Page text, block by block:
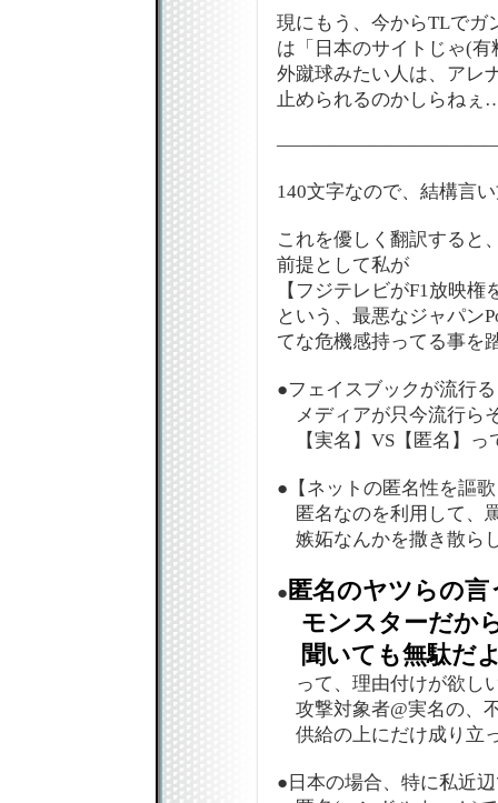
現にもう、今からTLでガ
は「日本のサイトじゃ(
外蹴球みたい人は、アレ
止められるのかしらね
140文字なので、結構言
これを優しく翻訳すると
前提として私が
【フジテレビがF1放映権
という、最悪なジャパン
てな危機感持ってる事を
●フェイスブックが流行
メディアが只今流行ら
【実名】VS【匿名】っ
●【ネットの匿名性を謳
匿名なのを利用して、
嫉妬なんかを撒き散ら
● 匿名のヤツらの
モンスターだか
聞いても無駄だ
って、理由付けが欲し
攻撃対象者@実名の、
供給の上にだけ成り立
●日本の場合、特に私近